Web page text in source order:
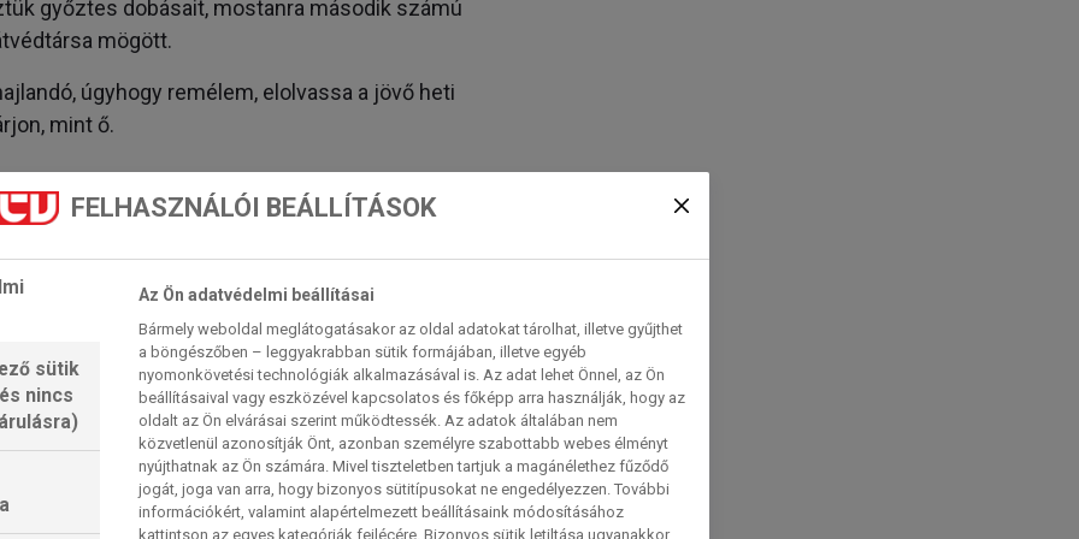
győztes dobásait, mostanra második számú
mögött.
úgyhogy remélem, elolvassa a jövő heti
mint ő.
eszik, ennyire megvadul, de nagyon úgy tűnik,
azt tisztelem, hogy megtette azt a két lépést,
éves kora felé közeledve lefogyott, és
8 triplát enged el meccsenként, és életében
játékosokkal, mint Wall, mert hajlamos
úgy játszik, mintha a teremben senki nem
mosolyogni. Papíron az előző volt
FELHASZNÁLÓI BEÁLLÍTÁSOK
sütik
nincs
Az Ön adatvédelmi beállításai
Bármely weboldal meglátogatásakor az oldal adatokat tárolhat, illetve gyűjthet
a böngészőben – leggyakrabban sütik formájában, illetve egyéb
nyomonkövetési technológiák alkalmazásával is. Az adat lehet Önnel, az Ön
beállításaival vagy eszközével kapcsolatos és főképp arra használják, hogy az
oldalt az Ön elvárásai szerint működtessék. Az adatok általában nem
közvetlenül azonosítják Önt, azonban személyre szabottabb webes élményt
nyújthatnak az Ön számára. Mivel tiszteletben tartjuk a magánélethez fűződő
jogát, joga van arra, hogy bizonyos sütitípusokat ne engedélyezzen. További
információkért, valamint alapértelmezett beállításaink módosításához
kattintson az egyes kategóriák fejlécére. Bizonyos sütik letiltása ugyanakkor